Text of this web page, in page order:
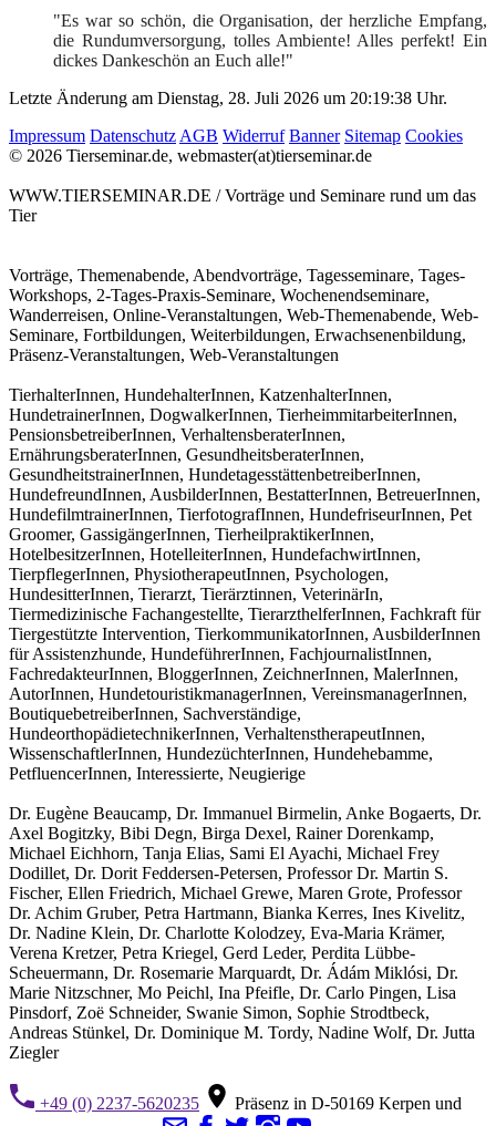
"Es war so schön, die Organisation, der herzliche Empfang,
die Rundumversorgung, tolles Ambiente! Alles perfekt! Ein
dickes Dankeschön an Euch alle!"
Letzte Änderung am Dienstag, 28. Juli 2026 um 20:19:38 Uhr.
Impressum DatenschutzAGB Widerruf Banner Sitemap Cookies
© 2026 Tierseminar.de, webmaster(at)tierseminar.de
WWW.TIERSEMINAR.DE / Vorträge und Seminare rund um das
Tier
Vorträge, Themenabende, Abendvorträge, Tagesseminare, Tages-
Workshops, 2-Tages-Praxis-Seminare, Wochenendseminare,
Wanderreisen, Online-Veranstaltungen, Web-Themenabende, Web-
Seminare, Fortbildungen, Weiterbildungen, Erwachsenenbildung,
Präsenz-Veranstaltungen, Web-Veranstaltungen
TierhalterInnen, HundehalterInnen, KatzenhalterInnen,
HundetrainerInnen, DogwalkerInnen, TierheimmitarbeiterInnen,
PensionsbetreiberInnen, VerhaltensberaterInnen,
ErnährungsberaterInnen, GesundheitsberaterInnen,
GesundheitstrainerInnen, HundetagesstättenbetreiberInnen,
HundefreundInnen, AusbilderInnen, BestatterInnen, BetreuerInnen,
HundefilmtrainerInnen, TierfotografInnen, HundefriseurInnen, Pet
Groomer, GassigängerInnen, TierheilpraktikerInnen,
HotelbesitzerInnen, HotelleiterInnen, HundefachwirtInnen,
TierpflegerInnen, PhysiotherapeutInnen, Psychologen,
HundesitterInnen, Tierarzt, Tierärztinnen, VeterinärIn,
Tiermedizinische Fachangestellte, TierarzthelferInnen, Fachkraft für
Tiergestützte Intervention, TierkommunikatorInnen, AusbilderInnen
für Assistenzhunde, HundeführerInnen, FachjournalistInnen,
FachredakteurInnen, BloggerInnen, ZeichnerInnen, MalerInnen,
AutorInnen, HundetouristikmanagerInnen, VereinsmanagerInnen,
BoutiquebetreiberInnen, Sachverständige,
HundeorthopädietechnikerInnen, VerhaltenstherapeutInnen,
WissenschaftlerInnen, HundezüchterInnen, Hundehebamme,
PetfluencerInnen, Interessierte, Neugierige
Dr. Eugène Beaucamp, Dr. Immanuel Birmelin, Anke Bogaerts, Dr.
Axel Bogitzky, Bibi Degn, Birga Dexel, Rainer Dorenkamp,
Michael Eichhorn, Tanja Elias, Sami El Ayachi, Michael Frey
Dodillet, Dr. Dorit Feddersen-Petersen, Professor Dr. Martin S.
Fischer, Ellen Friedrich, Michael Grewe, Maren Grote, Professor
Dr. Achim Gruber, Petra Hartmann, Bianka Kerres, Ines Kivelitz,
Dr. Nadine Klein, Dr. Charlotte Kolodzey, Eva-Maria Krämer,
Verena Kretzer, Petra Kriegel, Gerd Leder, Perdita Lübbe-
Scheuermann, Dr. Rosemarie Marquardt, Dr. Ádám Miklósi, Dr.
Marie Nitzschner, Mo Peichl, Ina Pfeifle, Dr. Carlo Pingen, Lisa
Pinsdorf, Zoë Schneider, Swanie Simon, Sophie Strodtbeck,
Andreas Stünkel, Dr. Dominique M. Tordy, Nadine Wolf, Dr. Jutta
Ziegler
+49 (0) 2237-5620235
Präsenz in D-50169 Kerpen und